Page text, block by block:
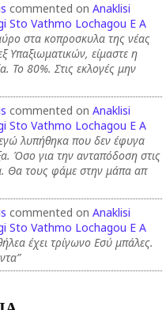
commented onAnaklisi
Sto Vathmo Lochagou E A
στα κοπροσκυλα της νέας
Υπαξιωματικών, είμαστε η
Το 80%. Στις εκλογές μην
commented onAnaklisi
Sto Vathmo Lochagou E A
εγώ λυπήθηκα που δεν έφυγα
Όσο για την ανταπόδοση στις
Θα τους φάμε στην μάπα απ
commented onAnaklisi
Sto Vathmo Lochagou E A
έχει τρίγωνο Εσύ μπάλες.